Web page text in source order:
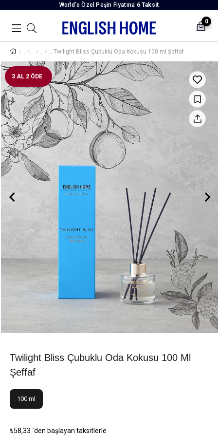
World’e Özel Peşin Fiyatına 6 Taksit
0
Twilight Bliss Çubuklu Oda Kokusu 100 ml Şeffaf
3 AL 2 ÖDE
Twilight Bliss Çubuklu Oda Kokusu 100 Ml
Şeffaf
100 ml
₺58,33 `den başlayan taksitlerle